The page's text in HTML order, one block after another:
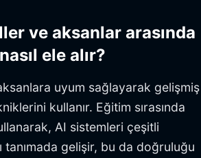
ve aksanlar arasında
ele alır?
uyum sağlayarak gelişmiş
kullanır. Eğitim sırasında
AI sistemleri çeşitli
tanımada gelişir, bu da doğruluğu